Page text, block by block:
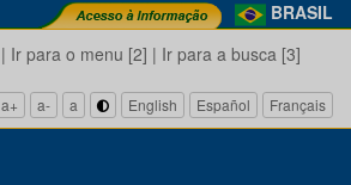
BRASIL
| Ir para o menu [2] | Ir para a busca [3]
a+ a- a English Español Français